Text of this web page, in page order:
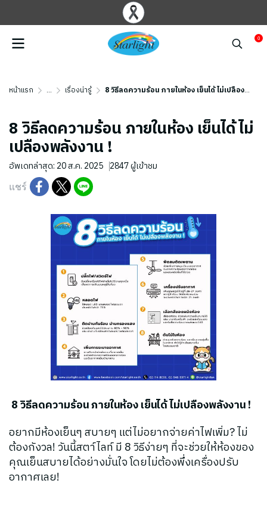
0
หน้าแรก ... เรื่องน่ารู้ 8 วิธีลดความร้อน ภายในห้อง เย็นได้ ไม่เปลืองพลังงาน !
8 วิธีลดความร้อน ภายในห้อง เย็นได้ ไม่
เปลืองพลังงาน !
อัพเดทล่าสุด: 20 ส.ค. 2025 2847 ผู้เข้าชม
แชร์
8 วิธีลดความร้อน ภายในห้อง เย็นได้ ไม่เปลืองพลังงาน !
อยากมีห้องเย็นๆ สบายๆ แต่ไม่อยากจ่ายค่าไฟเพิ่ม? ไม่
ต้องกังวล! วันนี้สตา์ไลท์ มี 8 วิธีง่ายๆ ที่จะช่วยให้ห้องของ
คุณเย็นสบายได้อย่างมั่นใจ โดยไม่ต้องพึ่งเครื่องปรับ
อากาศเลย!